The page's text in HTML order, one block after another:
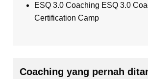
ESQ 3.0 Coaching ESQ 3.0
Certification Camp
Coaching yang pernah